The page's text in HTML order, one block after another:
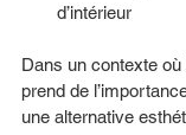
d’intérieur
Dans un contexte
prend de
une alternative